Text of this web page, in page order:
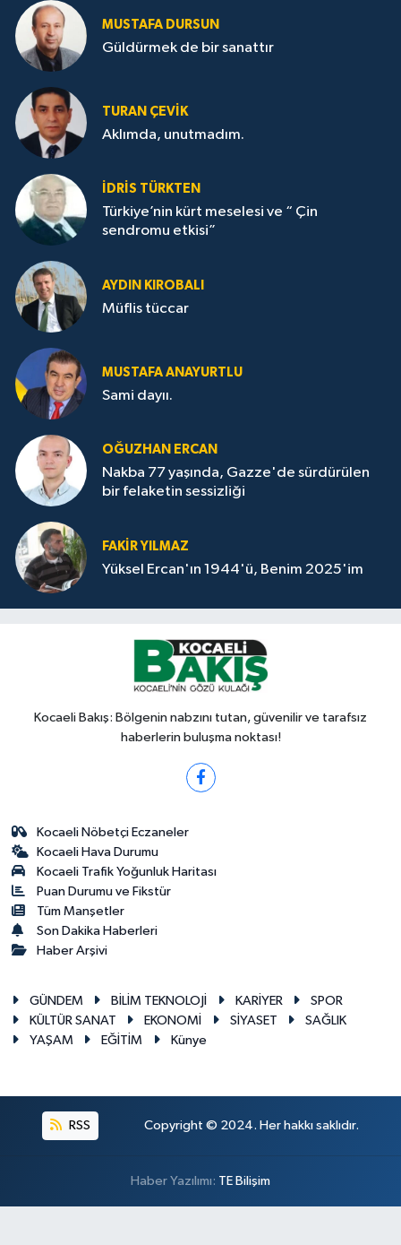
MUSTAFA DURSUN
Güldürmek de bir sanattır
TURAN ÇEVİK
Aklımda, unutmadım.
İDRİS TÜRKTEN
Türkiye’nin kürt meselesi ve “ Çin
sendromu etkisi”
AYDIN KIROBALI
Müflis tüccar
MUSTAFA ANAYURTLU
Sami dayıı.
OĞUZHAN ERCAN
Nakba 77 yaşında, Gazze'de sürdürülen
bir felaketin sessizliği
FAKİR YILMAZ
Yüksel Ercan'ın 1944'ü, Benim 2025'im
Kocaeli Bakış: Bölgenin nabzını tutan, güvenilir ve tarafsız
haberlerin buluşma noktası!
Kocaeli Nöbetçi Eczaneler
Kocaeli Hava Durumu
Kocaeli Trafik Yoğunluk Haritası
Puan Durumu ve Fikstür
Tüm Manşetler
Son Dakika Haberleri
Haber Arşivi
GÜNDEM BİLİM TEKNOLOJİ KARİYER
SPOR
KÜLTÜR SANAT
EKONOMİ SİYASET
SAĞLIK
YAŞAM
EĞİTİM Künye
RSS Copyright © 2024. Her hakkı saklıdır.
Haber Yazılımı: TE Bilişim